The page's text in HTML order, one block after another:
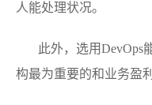
人能处理状况。
此外，选用DevOps
构最为重要的和业务盈